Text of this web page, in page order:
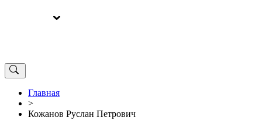
Главная
>
Кожанов Руслан Петрович